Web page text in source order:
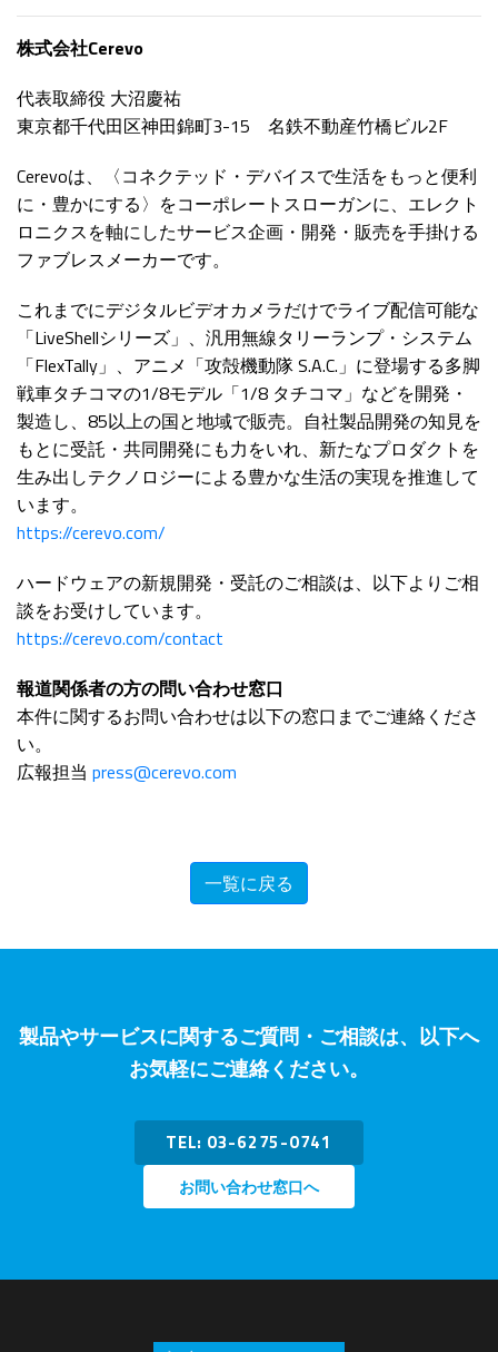
株式会社Cerevo
代表取締役 大沼慶祐
東京都千代田区神田錦町3-15 名鉄不動産竹橋ビル2F
Cerevoは、〈コネクテッド・デバイスで生活をもっと便利
に・豊かにする〉をコーポレートスローガンに、エレクト
ロニクスを軸にしたサービス企画・開発・販売を手掛ける
ファブレスメーカーです。
これまでにデジタルビデオカメラだけでライブ配信可能な
「LiveShellシリーズ」、汎用無線タリーランプ・システム
「FlexTally」、アニメ「攻殻機動隊 S.A.C.」に登場する多脚
戦車タチコマの1/8モデル「1/8 タチコマ」などを開発・
製造し、85以上の国と地域で販売。自社製品開発の知見を
もとに受託・共同開発にも力をいれ、新たなプロダクトを
生み出しテクノロジーによる豊かな生活の実現を推進して
います。
https://cerevo.com/
ハードウェアの新規開発・受託のご相談は、以下よりご相
談をお受けしています。
https://cerevo.com/contact
報道関係者の方の問い合わせ窓口
本件に関するお問い合わせは以下の窓口までご連絡くださ
い。
広報担当 press@cerevo.com
一覧に戻る
製品やサービスに関するご質問・ご相談は、以下へ
お気軽にご連絡ください。
TEL: 03-6275-0741
お問い合わせ窓口へ